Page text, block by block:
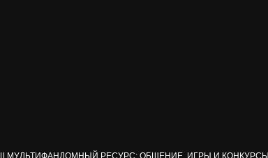
МУЛЬТИФАНДОМНЫЙ РЕСУРС: ОБЩЕНИЕ, ИГРЫ И КОНКУРСЫ